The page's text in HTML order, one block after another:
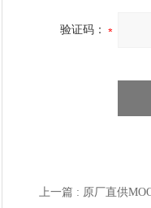
验证码：
上一篇 : 原厂直供